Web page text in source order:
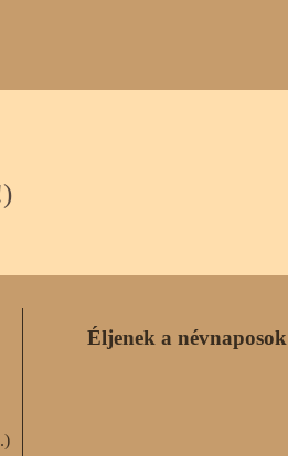
Éljenek a névnaposok